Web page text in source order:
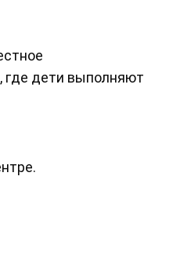
где дети выполняют